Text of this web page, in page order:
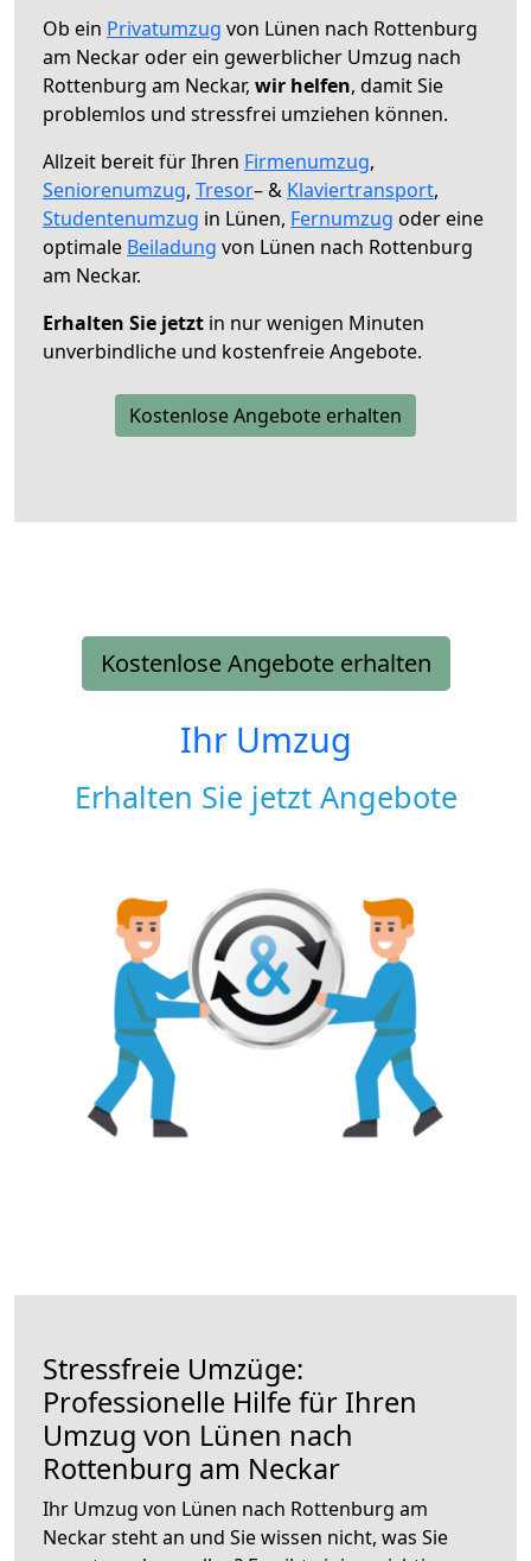
Ob ein Privatumzug von Lünen nach Rottenburg
am Neckar oder ein gewerblicher Umzug nach
Rottenburg am Neckar, wir helfen, damit Sie
problemlos und stressfrei umziehen können.
Allzeit bereit für Ihren Firmenumzug,
Seniorenumzug, Tresor– & Klaviertransport,
Studentenumzug in Lünen, Fernumzug oder eine
optimale Beiladung von Lünen nach Rottenburg
am Neckar.
Erhalten Sie jetzt in nur wenigen Minuten
unverbindliche und kostenfreie Angebote.
Kostenlose Angebote erhalten
Kostenlose Angebote erhalten
Ihr Umzug
Erhalten Sie jetzt Angebote
Stressfreie Umzüge:
Professionelle Hilfe für Ihren
Umzug von Lünen nach
Rottenburg am Neckar
Ihr Umzug von Lünen nach Rottenburg am
Neckar steht an und Sie wissen nicht, was Sie